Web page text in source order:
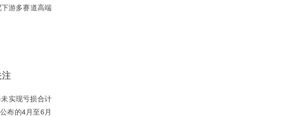
游多赛道高端
实现亏损合计
布的4月至6月